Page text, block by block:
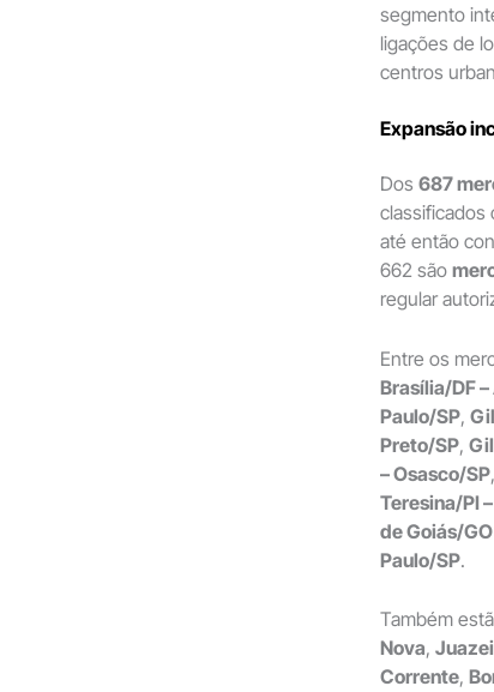
segmento
ligações de
centros
Expansão
Dos 687
classificados
até então
662 são
regular
Entre os
Brasília/DF
Paulo/SP,
Preto/SP,
– Osasco/SP,
Teresina/PI
de Goiás/
Paulo/SP.
Também
Nova,
Corrente,